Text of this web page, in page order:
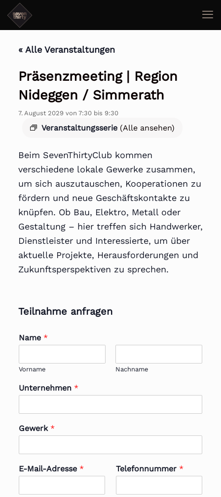
« Alle Veranstaltungen
Präsenzmeeting | Region
Nideggen / Simmerath
7. August 2029 von 7:30bis 9:30
Veranstaltungsserie (Alle ansehen)
Beim SevenThirtyClub kommen
verschiedene lokale Gewerke zusammen,
um sich auszutauschen, Kooperationen zu
fördern und neue Geschäftskontakte zu
knüpfen. Ob Bau, Elektro, Metall oder
Gestaltung – hier treffen sich Handwerker,
Dienstleister und Interessierte, um über
aktuelle Projekte, Herausforderungen und
Zukunftsperspektiven zu sprechen.
Teilnahme anfragen
Name *
Vorname Nachname
Unternehmen *
Gewerk *
E-Mail-Adresse * Telefonnummer *